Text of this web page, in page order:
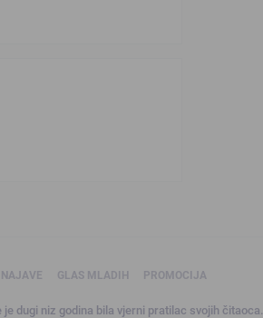
NAJAVE GLAS MLADIH PROMOCIJA
dugi niz godina bila vjerni pratilac svojih čitaoca.